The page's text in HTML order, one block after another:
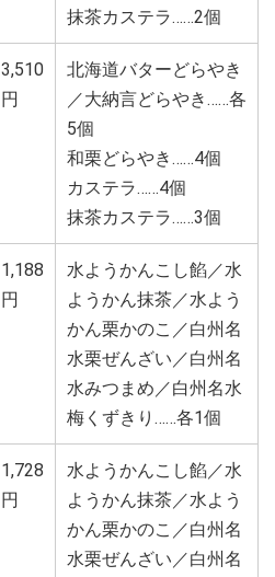
抹茶カステラ……2個
3,510
円
北海道バターどらやき
／大納言どらやき……各
5個
和栗どらやき……4個
カステラ……4個
抹茶カステラ……3個
1,188
円
水ようかんこし餡／水
ようかん抹茶／水よう
かん栗かのこ／白州名
水栗ぜんざい／白州名
水みつまめ／白州名水
梅くずきり……各1個
1,728
円
水ようかんこし餡／水
ようかん抹茶／水よう
かん栗かのこ／白州名
水栗ぜんざい／白州名